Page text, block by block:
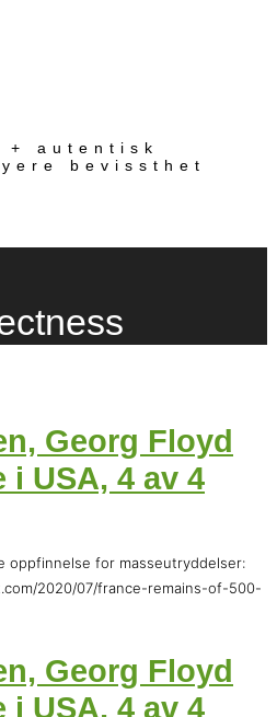
+ autentisk
bevissthet
Georg Floyd
USA, 4 av 4
oppfinnelse for masseutryddelser:
2020/07/france-remains-of-500-
Georg Floyd
USA, 4 av 4